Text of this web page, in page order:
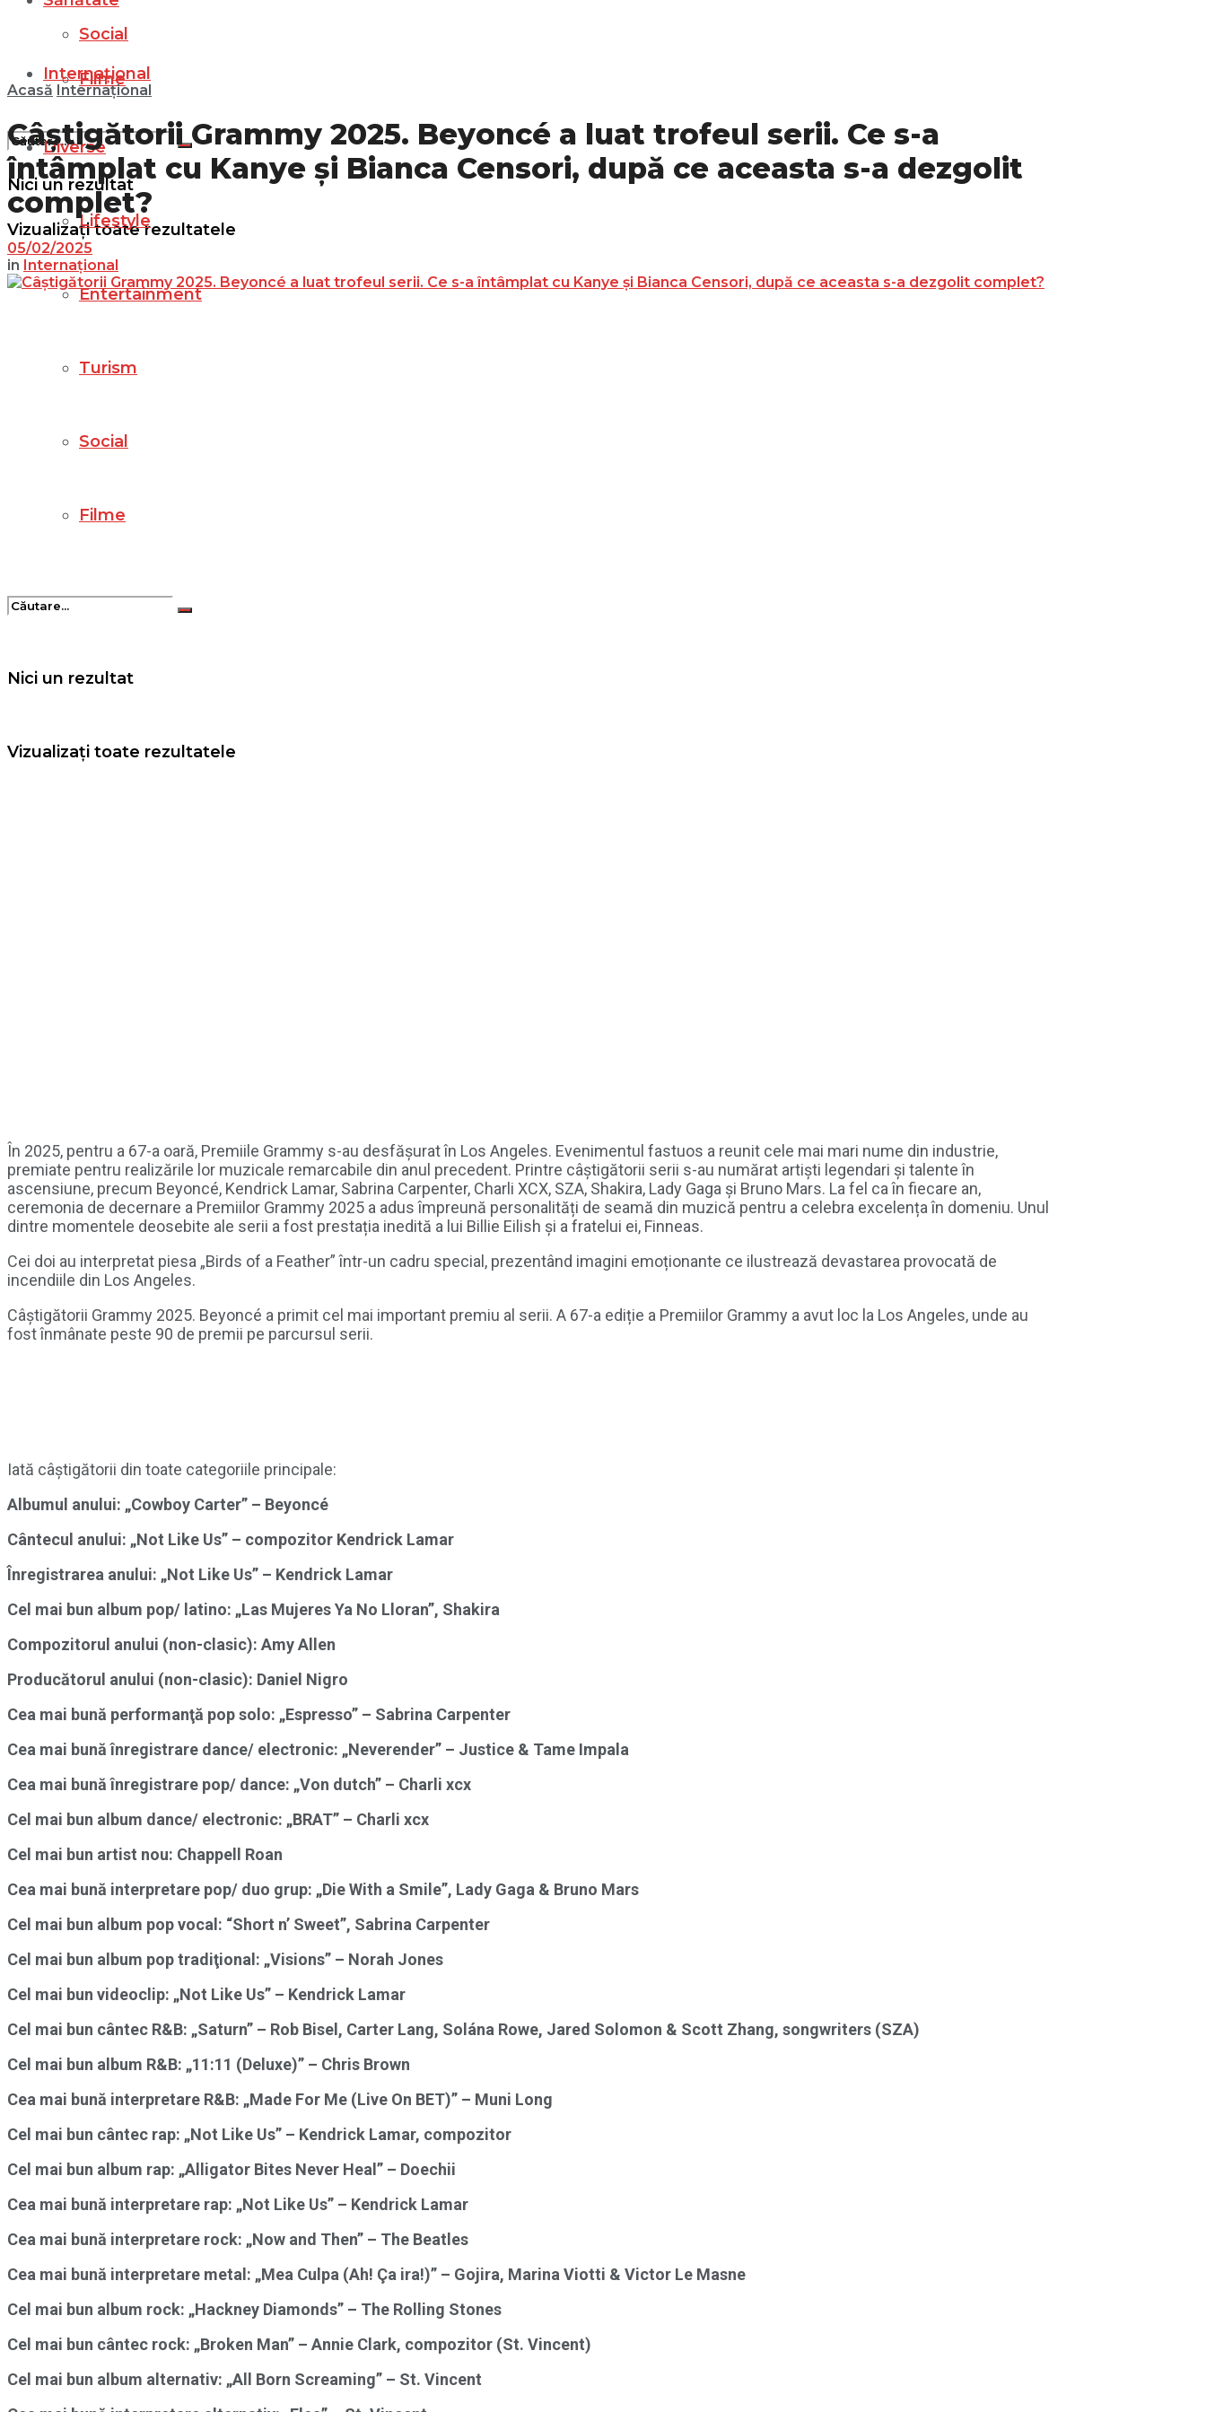
Social
Filme
Nici un rezultat
Vizualizați toate rezultatele
Internațional
Diverse
Lifestyle
Entertainment
Turism
Social
Filme
Nici un rezultat
Vizualizați toate rezultatele
Acasă Internațional
Câștigătorii Grammy 2025. Beyoncé a luat trofeul serii. Ce s-a
întâmplat cu Kanye și Bianca Censori, după ce aceasta s-a dezgolit
complet?
05/02/2025
in Internațional
În 2025, pentru a 67-a oară, Premiile Grammy s-au desfășurat în Los Angeles. Evenimentul fastuos a reunit cele mai mari nume din industrie,
premiate pentru realizările lor muzicale remarcabile din anul precedent. Printre câștigătorii serii s-au numărat artiști legendari și talente în
ascensiune, precum Beyoncé, Kendrick Lamar, Sabrina Carpenter, Charli XCX, SZA, Shakira, Lady Gaga și Bruno Mars. La fel ca în fiecare an,
ceremonia de decernare a Premiilor Grammy 2025 a adus împreună personalități de seamă din muzică pentru a celebra excelența în domeniu. Unul
dintre momentele deosebite ale serii a fost prestația inedită a lui Billie Eilish și a fratelui ei, Finneas.
Cei doi au interpretat piesa „Birds of a Feather” într-un cadru special, prezentând imagini emoționante ce ilustrează devastarea provocată de
incendiile din Los Angeles.
Câștigătorii Grammy 2025. Beyoncé a primit cel mai important premiu al serii. A 67-a ediție a Premiilor Grammy a avut loc la Los Angeles, unde au
fost înmânate peste 90 de premii pe parcursul serii.
Iată câștigătorii din toate categoriile principale:
Albumul anului: „Cowboy Carter” – Beyoncé
Cântecul anului: „Not Like Us” – compozitor Kendrick Lamar
Înregistrarea anului: „Not Like Us” – Kendrick Lamar
Cel mai bun album pop/ latino: „Las Mujeres Ya No Lloran”, Shakira
Compozitorul anului (non-clasic): Amy Allen
Producătorul anului (non-clasic): Daniel Nigro
Cea mai bună performanţă pop solo: „Espresso” – Sabrina Carpenter
Cea mai bună înregistrare dance/ electronic: „Neverender” – Justice & Tame Impala
Cea mai bună înregistrare pop/ dance: „Von dutch” – Charli xcx
Cel mai bun album dance/ electronic: „BRAT” – Charli xcx
Cel mai bun artist nou: Chappell Roan
Cea mai bună interpretare pop/ duo grup: „Die With a Smile”, Lady Gaga & Bruno Mars
Cel mai bun album pop vocal: “Short n’ Sweet”, Sabrina Carpenter
Cel mai bun album pop tradiţional: „Visions” – Norah Jones
Cel mai bun videoclip: „Not Like Us” – Kendrick Lamar
Cel mai bun cântec R&B: „Saturn” – Rob Bisel, Carter Lang, Solána Rowe, Jared Solomon & Scott Zhang, songwriters (SZA)
Cel mai bun album R&B: „11:11 (Deluxe)” – Chris Brown
Cea mai bună interpretare R&B: „Made For Me (Live On BET)” – Muni Long
Cel mai bun cântec rap: „Not Like Us” – Kendrick Lamar, compozitor
Cel mai bun album rap: „Alligator Bites Never Heal” – Doechii
Cea mai bună interpretare rap: „Not Like Us” – Kendrick Lamar
Cea mai bună interpretare rock: „Now and Then” – The Beatles
Cea mai bună interpretare metal: „Mea Culpa (Ah! Ça ira!)” – Gojira, Marina Viotti & Victor Le Masne
Cel mai bun album rock: „Hackney Diamonds” – The Rolling Stones
Cel mai bun cântec rock: „Broken Man” – Annie Clark, compozitor (St. Vincent)
Cel mai bun album alternativ: „All Born Screaming” – St. Vincent